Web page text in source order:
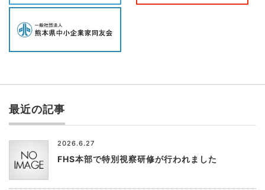
最近の記事
2026.6.27
FHS本部で特別視察研修が行われました